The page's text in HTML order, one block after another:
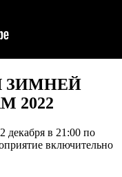
ЗИМНЕЙ
2022
декабря в 21:00 по
включительно